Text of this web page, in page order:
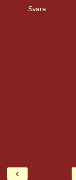
Svara
‹